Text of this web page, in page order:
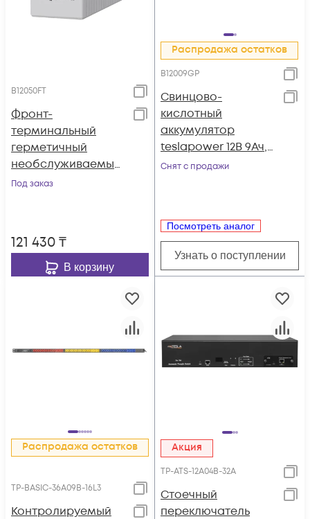
B12050FT
Фронт-
терминальный
герметичный
необслуживаемый
аккумулятор Tesla
Под заказ
121 430₸
В корзину
Распродажа остатков
B12009GP
Свинцово-
кислотный
аккумулятор
teslapower 12В 9Ач,
серия GP
Снят с продажи
Посмотреть аналог
Узнать о поступлении
Распродажа остатков
TP-BASIC-36A09B-16L3
Контролируемый
Акция
TP-ATS-12A04B-32A
Стоечный
переключатель